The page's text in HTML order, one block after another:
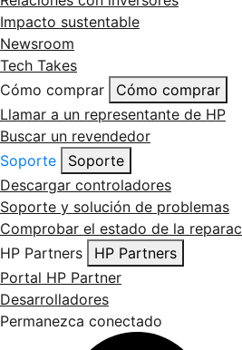
Impacto sustentable
Newsroom
Tech Takes
Cómo comprar
Cómo comprar
Llamar a un representante de HP
Buscar un revendedor
Soporte
Soporte
Descargar controladores
Soporte y solución de problemas
Comprobar el estado de la
HP Partners
HP Partners
Portal HP Partner
Desarrolladores
Permanezca conectado